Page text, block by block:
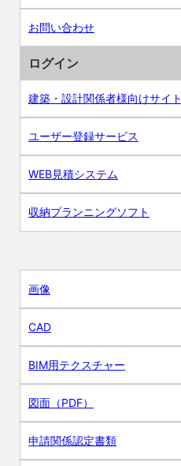
お問い合わせ
ログイン
建築・設計関係者様向けサイト
ユーザー登録サービス
WEB見積システム
収納プランニングソフト
画像
CAD
BIM用テクスチャー
図面（PDF）
申請関係認定書類